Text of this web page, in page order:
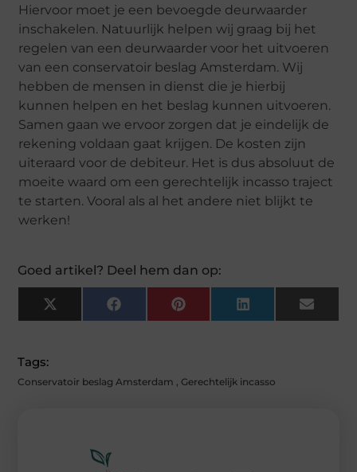
Hiervoor moet je een bevoegde deurwaarder
inschakelen. Natuurlijk helpen wij graag bij het
regelen van een deurwaarder voor het uitvoeren
van een conservatoir beslag Amsterdam. Wij
hebben de mensen in dienst die je hierbij
kunnen helpen en het beslag kunnen uitvoeren.
Samen gaan we ervoor zorgen dat je eindelijk de
rekening voldaan gaat krijgen. De kosten zijn
uiteraard voor de debiteur. Het is dus absoluut de
moeite waard om een gerechtelijk incasso traject
te starten. Vooral als al het andere niet blijkt te
werken!
Goed artikel? Deel hem dan op:
X
(
E
F
A
O
K
P
I
E
S
L
I
N
E
M
Tags:
Conservatoir beslag Amsterdam , Gerechtelijk incasso